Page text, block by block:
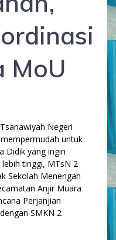
MoU
Negeri
untuk
Didik yang ingin
tinggi, MTsN 2
Sekolah Menengah
Anjir Muara
Perjanjian
SMKN 2